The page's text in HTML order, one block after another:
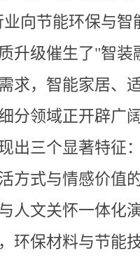
向节能环保与智
升级催生了"智装
求，智能家居、
分领域正开辟广
出三个显著特征
方式与情感价值
人文关怀一体化
环保材料与节能